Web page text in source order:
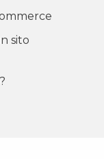
sito